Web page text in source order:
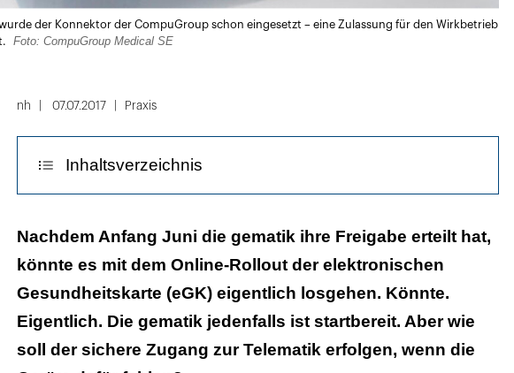
Lightbox
öffnen
der Konnektor der CompuGroup schon eingesetzt – eine Zulassung für den Wirkbetrieb
Foto: CompuGroup Medical SE
nh 07.07.2017 Praxis
Inhaltsverzeichnis
Zugelassene Geräte fehlen
Ruhe bewahren - Frist bis Ende 2018 verlängert
Nachdem Anfang Juni die gematik ihre Freigabe erteilt hat,
könnte es mit dem Online-Rollout der elektronischen
Gesundheitskarte (eGK) eigentlich losgehen. Könnte.
Eigentlich. Die gematik jedenfalls ist startbereit. Aber wie
soll der sichere Zugang zur Telematik erfolgen, wenn die